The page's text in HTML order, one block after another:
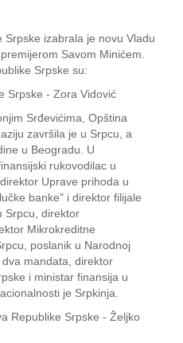
izabrala je novu Vladu
Savom Minićem.
Srpske su:
Srpske - Zora Vidović
Srđevićima, Opština
završila je u Srpcu, a
u Beogradu. U
rukovodilac u
Uprave prihoda u
banke" i direktor filijale
Srpcu, direktor
Mikrokreditne
poslanik u Narodnoj
mandata, direktor
i ministar finansija u
je Srpkinja.
Republike Srpske - Željko